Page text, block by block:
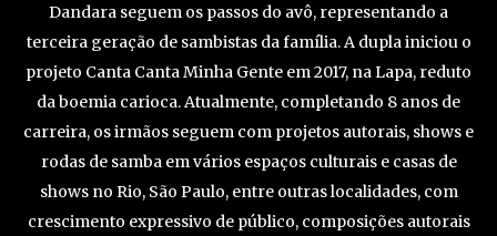
Dandara seguem os passos do avô, representando a
terceira geração de sambistas da família. A dupla iniciou o
projeto Canta Canta Minha Gente em 2017, na Lapa, reduto
da boemia carioca. Atualmente, completando 8 anos de
carreira, os irmãos seguem com projetos autorais, shows e
rodas de samba em vários espaços culturais e casas de
shows no Rio, São Paulo, entre outras localidades, com
crescimento expressivo de público, composições autorais